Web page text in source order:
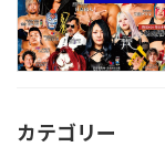
カテゴリー